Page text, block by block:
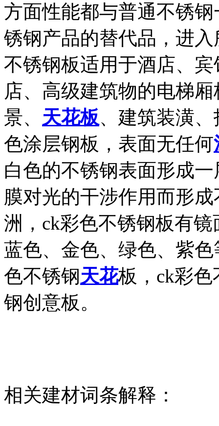
方面性能都与普通不锈
锈钢产品的替代品，进
不锈钢板适用于酒店、
店、高级建筑物的电梯
景、 天花板、建筑装潢
色涂层钢板，表面无任何
白色的不锈钢表面形成
膜对光的干涉作用而形
洲，ck彩色不锈钢板有
蓝色、金色、绿色、紫
色不锈钢天花板，ck彩
钢创意板。
相关建材词条解释：